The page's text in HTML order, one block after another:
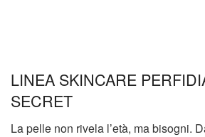
LINEA SKINCARE
SECRET
La pelle non rivela l’età, ma bisogni.